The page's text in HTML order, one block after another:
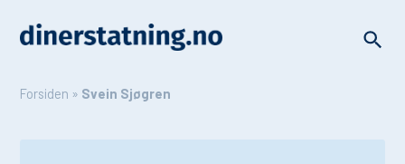
Forsiden » Svein Sjøgren